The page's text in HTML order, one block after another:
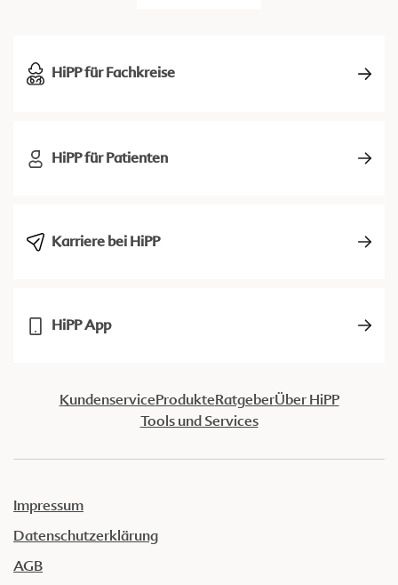
HiPP für Fachkreise
HiPP für Patienten
Karriere bei HiPP
HiPP App
KundenserviceProdukteRatgeberÜber HiPP
Tools und Services
Impressum
Datenschutzerklärung
AGB